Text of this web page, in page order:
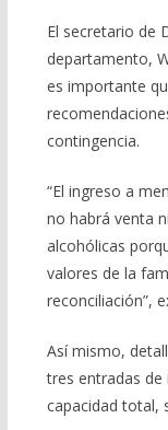
El secretario de
departamento,
es importante
contingencia.
“El ingreso a
no habrá venta
alcohólicas
valores de la
reconciliación”,
Así mismo,
tres entradas de
capacidad total,